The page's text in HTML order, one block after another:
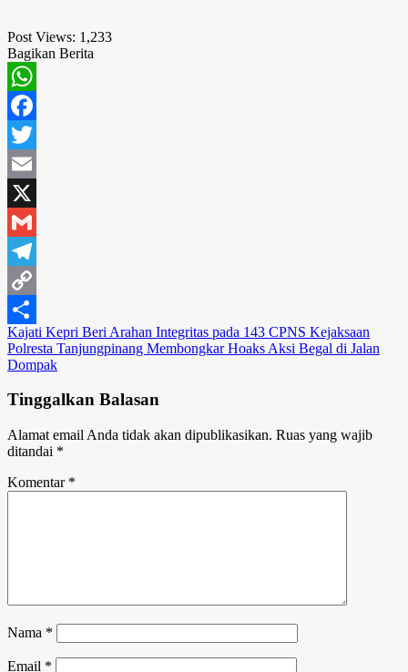
Post Views: 1,233
Bagikan Berita
WhatsApp
Facebook
Twitter
Email
X
Gmail
Telegram
Copy
Link
Share
Navigasi
pos
Kajati Kepri Beri Arahan Integritas pada 143 CPNS Kejaksaan
Polresta Tanjungpinang Membongkar Hoaks Aksi Begal di Jalan
Dompak
Tinggalkan Balasan
Alamat email Anda tidak akan dipublikasikan. Ruas yang wajib
ditandai *
Komentar *
Nama *
Email *